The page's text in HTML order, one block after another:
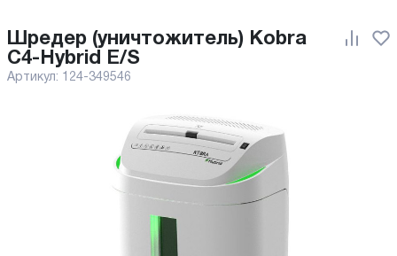
Шредер (уничтожитель) Kobra
C4-Hybrid E/S
Артикул: 124-349546